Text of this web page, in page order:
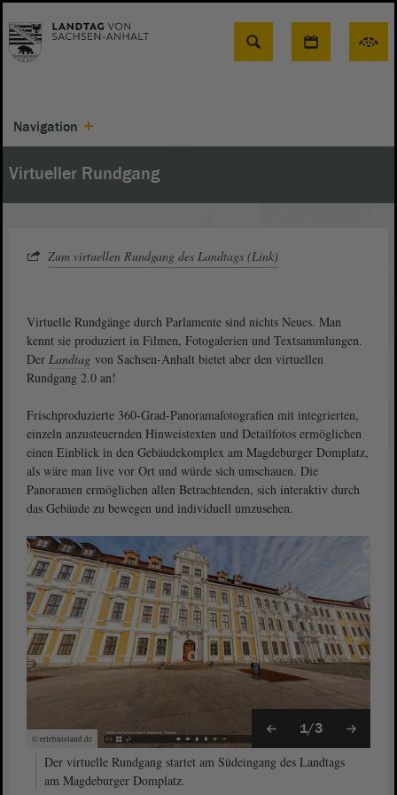
Suche
Navigation
Virtueller Rundgang
Zum virtuellen Rundgang des Landtags (Link)
Virtuelle Rundgänge durch Parlamente sind nichts Neues. Man
kennt sie produziert in Filmen, Fotogalerien und Textsammlungen.
Der Landtag von Sachsen-Anhalt bietet aber den virtuellen
Rundgang 2.0 an!
Frischproduzierte 360-Grad-Panoramafotografien mit integrierten,
einzeln anzusteuernden Hinweistexten und Detailfotos ermöglichen
einen Einblick in den Gebäudekomplex am Magdeburger Domplatz,
als wäre man live vor Ort und würde sich umschauen. Die
Panoramen ermöglichen allen Betrachtenden, sich interaktiv durch
das Gebäude zu bewegen und individuell umzusehen.
© erlebnisland.de
1/3
Der virtuelle Rundgang startet am Südeingang des Landtags
am Magdeburger Domplatz.